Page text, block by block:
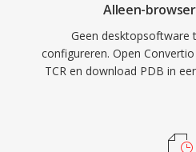
Alleen-
Geen desktopsoftware
configureren. Open
TCR en download PDB in